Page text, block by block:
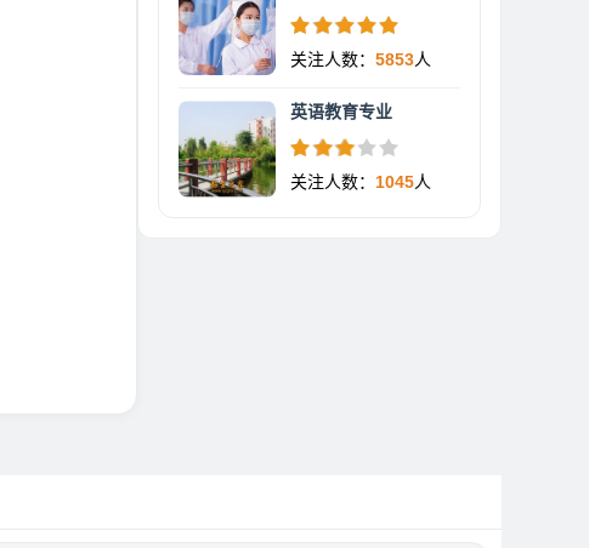
关注人数： 5853人
英语教育专业
关注人数： 1045人